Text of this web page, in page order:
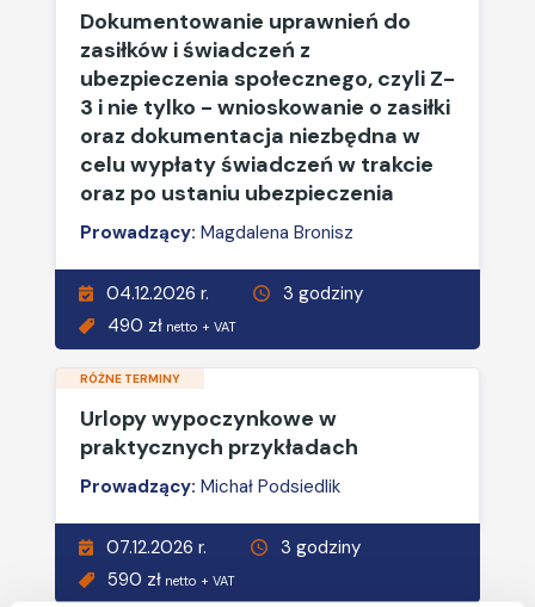
Dokumentowanie uprawnień do
zasiłków i świadczeń z
ubezpieczenia społecznego, czyli Z-
3 i nie tylko - wnioskowanie o zasiłki
oraz dokumentacja niezbędna w
celu wypłaty świadczeń w trakcie
oraz po ustaniu ubezpieczenia
Prowadzący: Magdalena Bronisz
04.12.2026 r.
3 godziny
490 zł netto + VAT
RÓŻNE TERMINY
Urlopy wypoczynkowe w
praktycznych przykładach
Prowadzący: Michał Podsiedlik
07.12.2026 r.
3 godziny
590 zł netto + VAT